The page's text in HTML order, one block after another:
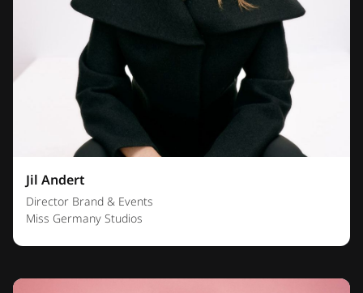
Jil Andert
Director Brand & Events
Miss Germany Studios